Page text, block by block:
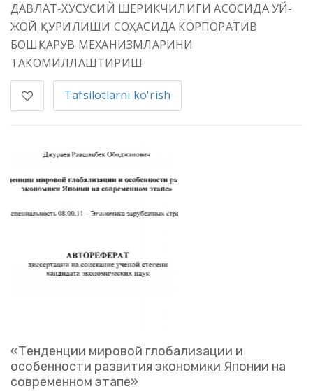
ДАВЛАТ-ХУСУСИЙ ШЕРИКЧИЛИГИ АСОСИДА УЙ-
ЖОЙ ҚУРИЛИШИ СОҲАСИДА КОРПОРАТИВ
БОШҚАРУВ МЕХАНИЗМЛАРИНИ
ТАКОМИЛЛАШТИРИШ
Tafsilotlarni ko'rish
«Тенденции мировой глобализации и
особенности развития экономики Японии на
современном этапе»